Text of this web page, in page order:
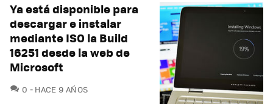
Ya está disponible para
descargar e instalar
mediante ISO la Build
16251 desde la web de
Microsoft
0 COMENTARIOS
HACE 9 AÑOS